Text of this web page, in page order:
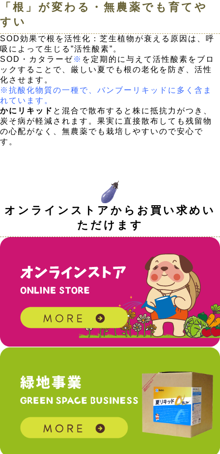
「根」が変わる・無農薬でも育てや
すい
SOD効果で根を活性化：芝生植物が衰える原因は、呼
吸によって生じる”活性酸素”。
SOD・カタラーゼ※ を定期的に与えて活性酸素をブロ
ックすることで、厳しい夏でも根の老化を防ぎ、活性
化させます。
※抗酸化物質の一種で、バンブーリキッドに多く含ま
れています。
かにリキッド と混合で散布すると株に抵抗力がつき、
炭そ病が軽減されます。果実に直接散布しても残留物
の心配がなく、無農薬でも栽培しやすいので安心で
す。
オンラインストアからお買い求めい
ただけます